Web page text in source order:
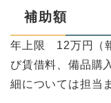
補助額
年上限 12万円（
び賃借料、備品購
細については担当